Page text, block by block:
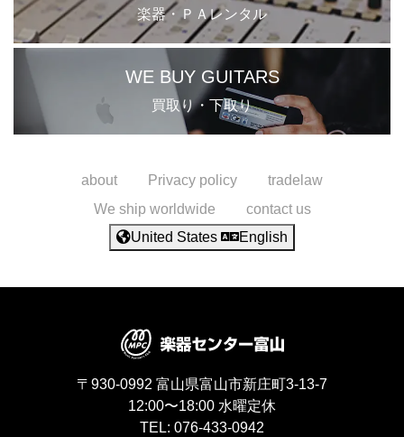
楽器・ＰＡレンタル
WE BUY GUITARS
買取り・下取り
about Privacy policy
tradelaw
We ship worldwide
contact us
United States
English
〒930-0992 富山県富山市新庄町3-13-7
12:00〜18:00 水曜定休
TEL: 076-433-0942